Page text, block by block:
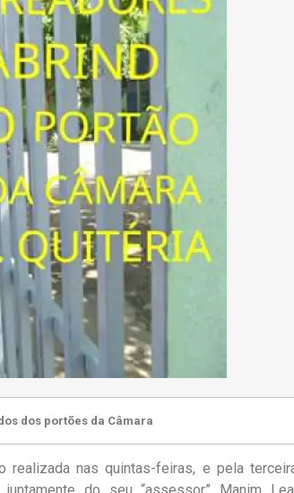
dos portões da Câmara
realizada nas quintas-feiras, e pela